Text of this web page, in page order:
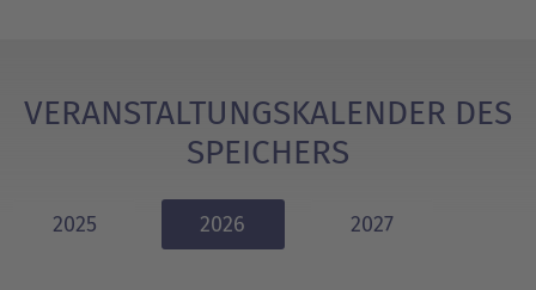
VERANSTALTUNGSKALENDER DES
SPEICHERS
2025 2026 2027